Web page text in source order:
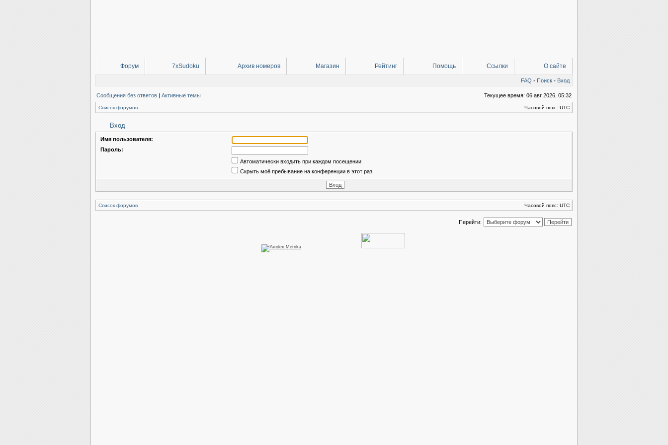
Форум 7xSudoku Архив номеров Магазин Рейтинг Помощь Ссылки О сайте
FAQ • Поиск • Вход
Сообщения без ответов | Активные темы Текущее время: 06 авг 2026, 05:32
Список форумов Часовой пояс: UTC
Вход
Имя пользователя:
Пароль:
Автоматически входить при каждом посещении
Скрыть моё пребывание на конференции в этот раз
Список форумов Часовой пояс: UTC
Перейти: